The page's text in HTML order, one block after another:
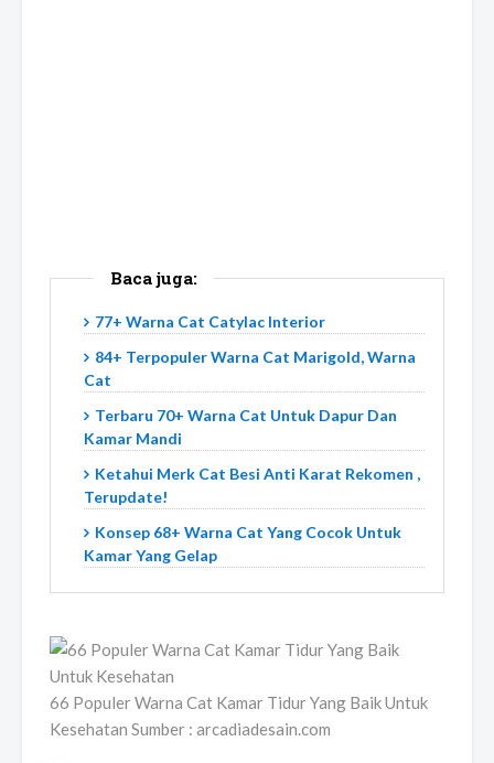
Baca juga:
77+ Warna Cat Catylac Interior
84+ Terpopuler Warna Cat Marigold, Warna
Cat
Terbaru 70+ Warna Cat Untuk Dapur Dan
Kamar Mandi
Ketahui Merk Cat Besi Anti Karat Rekomen ,
Terupdate!
Konsep 68+ Warna Cat Yang Cocok Untuk
Kamar Yang Gelap
66 Populer Warna Cat Kamar Tidur Yang Baik Untuk
Kesehatan Sumber : arcadiadesain.com